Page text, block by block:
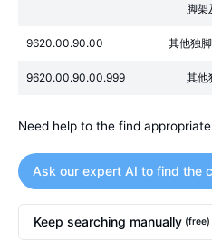
脚架
9620.00.90.00 其他独
9620.00.90.00.999 其他
Need help to the find
Ask our expert AI to find the
Keep searching manually (free)